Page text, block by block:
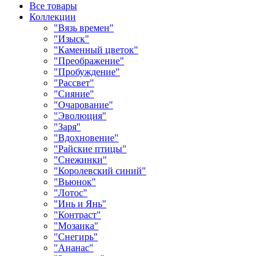
Все товары
Коллекции
"Вязь времен"
"Изыск"
"Каменный цветок"
"Преображение"
"Пробуждение"
"Рассвет"
"Сияние"
"Очарование"
"Эволюция"
"Заря"
"Вдохновение"
"Райские птицы"
"Снежинки"
"Королевский синий"
"Вьюнок"
"Лотос"
"Инь и Янь"
"Контраст"
"Мозаика"
"Снегирь"
"Ананас"